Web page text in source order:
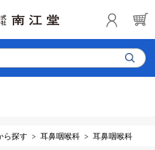
ら探す 耳鼻咽喉科 耳鼻咽喉科